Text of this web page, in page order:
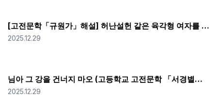
[고전문학「규원가」해설] 허난설헌 같은 육각형 여자를 등한시하다니 남편이 잘못했네
2025.12.29
님아 그 강을 건너지 마오 (고등학교 고전문학 「서경별곡」)
2025.12.29